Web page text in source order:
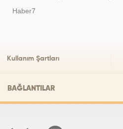
Haber7
Kullanım Şartları
BAĞLANTILAR